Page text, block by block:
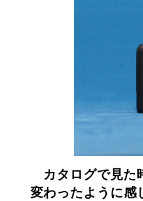
カタログで見た
変わったように感